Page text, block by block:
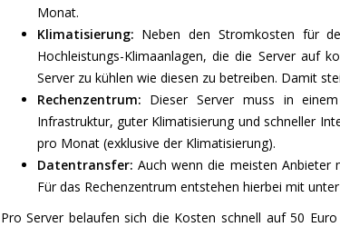
Monat.
Klimatisierung: Neben den Stromkosten für
Hochleistungs-Klimaanlagen, die die Server auf
Server zu kühlen wie diesen zu betreiben. Damit
Rechenzentrum: Dieser Server muss in
Infrastruktur, guter Klimatisierung und schneller
pro Monat (exklusive der Klimatisierung).
Datentransfer: Auch wenn die meisten
Für das Rechenzentrum entstehen hierbei mit
Pro Server belaufen sich die Kosten schnell auf 50